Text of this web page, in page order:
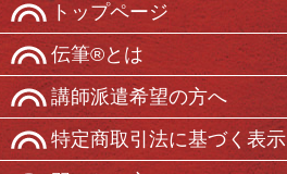
トップページ
伝筆®とは
講師派遣希望の方へ
特定商取引法に基づく表示